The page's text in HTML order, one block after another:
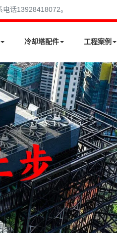
话13928418072。
冷却塔配件 工程案例